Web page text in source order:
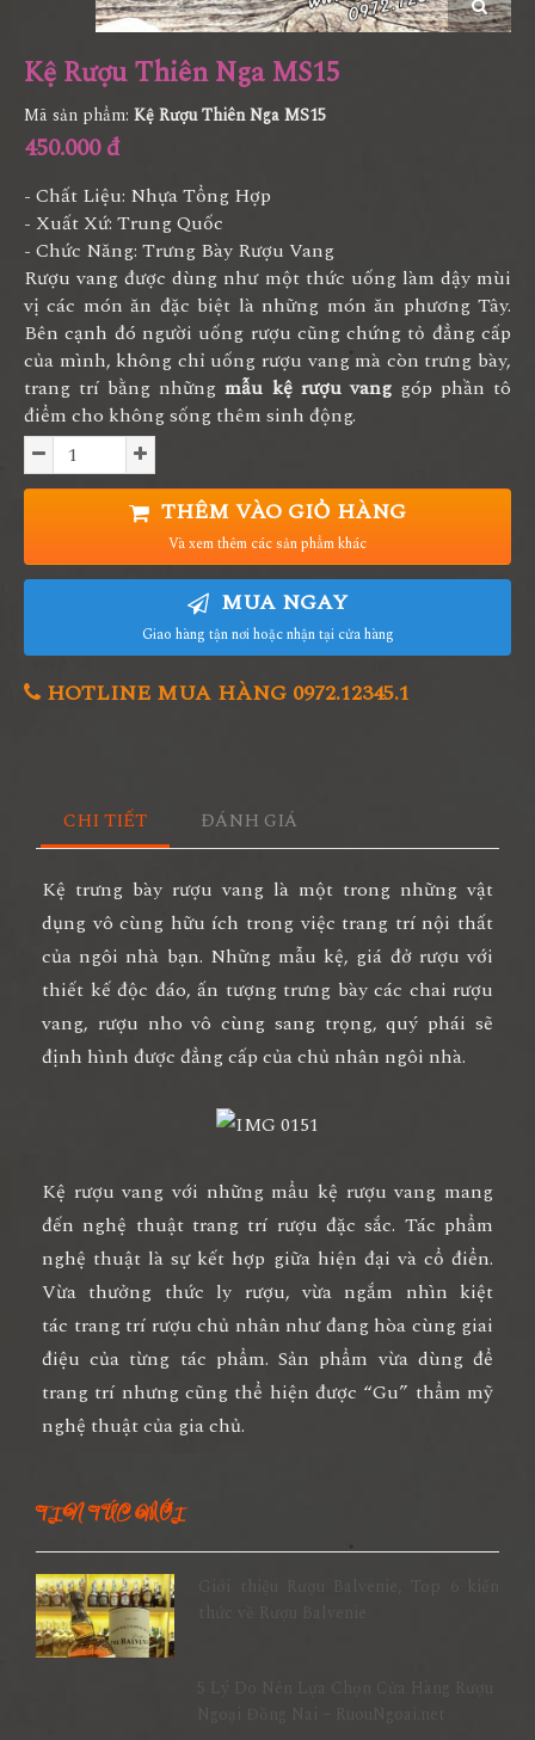
Kệ Rượu Thiên Nga MS15
Mã sản phẩm: Kệ Rượu Thiên Nga MS15
450.000 đ
- Chất Liệu: Nhựa Tổng Hợp
- Xuất Xứ: Trung Quốc
- Chức Năng: Trưng Bày Rượu Vang
Rượu vang được dùng như một thức uống làm dậy mùi
vị các món ăn đặc biệt là những món ăn phương Tây.
Bên cạnh đó người uống rượu cũng chứng tỏ đẳng cấp
của mình, không chỉ uống rượu vang mà còn trưng bày,
trang trí bằng nhữngmẫu kệ rượu vanggóp phần tô
điểm cho không sống thêm sinh động.
THÊM VÀO GIỎ HÀNG
Và xem thêm các sản phẩm khác
MUA NGAY
Giao hàng tận nơi hoặc nhận tại cửa hàng
HOTLINE MUA HÀNG 0972.12345.1
CHI TIẾT ĐÁNH GIÁ
Kệ trưng bày rượu vang là một trong những vật
dụng vô cùng hữu ích trong việc trang trí nội thất
của ngôi nhà bạn. Những mẫu kệ, giá đở rượu với
thiết kế độc đáo, ấn tượng trưng bày các chai rượu
vang, rượu nho vô cùng sang trọng, quý phái sẽ
định hình được đẳng cấp của chủ nhân ngôi nhà.
Kệ rượu vang với những mẩu kệ rượu vang mang
đến nghệ thuật trang trí rượu đặc sắc. Tác phẩm
nghệ thuật là sự kết hợp giữa hiện đại và cổ điển.
Vừa thưởng thức ly rượu, vừa ngắm nhìn kiệt
tác trang trí rượu chủ nhân như đang hòa cùng giai
điệu của từng tác phẩm. Sản phẩm vừa dùng để
trang trí nhưng cũng thể hiện được “Gu” thẩm mỹ
nghệ thuật của gia chủ.
TIN TỨC MỚI